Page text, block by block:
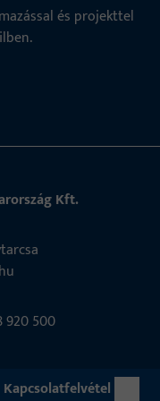
és projekttel
Kft.
920 500
Kapcsolatfelvétel